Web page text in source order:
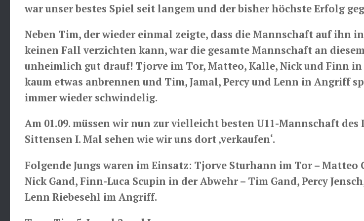
war unser bestes Spiel seit langem und der bisher höchste Erfolg
Neben Tim, der wieder einmal zeigte, dass die Mannschaft auf ihn
keinen Fall verzichten kann, war die gesamte Mannschaft an
unheimlich gut drauf! Tjorve im Tor, Matteo, Kalle, Nick und Finn
kaum etwas anbrennen und Tim, Jamal, Percy und Lenn in Angriff
immer wieder schwindelig.
Am 01.09. müssen wir nun zur vielleicht besten U11-Mannschaft des
Sittensen I. Mal sehen wie wir uns dort ‚verkaufen‘.
Folgende Jungs waren im Einsatz: Tjorve Sturhann im Tor – Matteo
Nick Gand, Finn-Luca Scupin in der Abwehr – Tim Gand, Percy
Lenn Riebesehl im Angriff.